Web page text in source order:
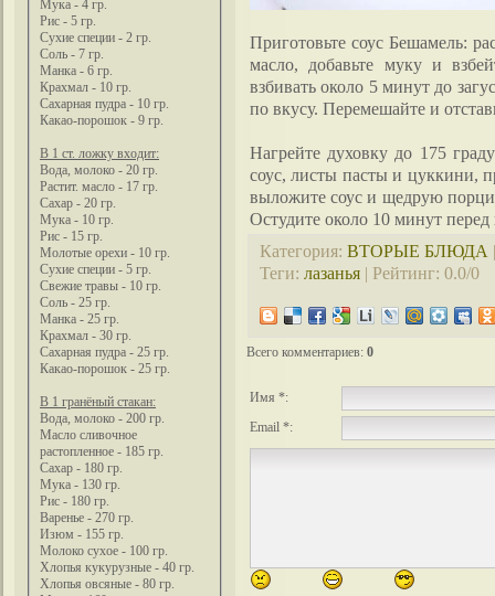
Мука - 4 гр.
Рис - 5 гр.
Сухие специи - 2 гр.
Соль - 7 гр.
Манка - 6 гр.
Крахмал - 10 гр.
Сахарная пудра - 10 гр.
Какао-порошок - 9 гр.
В 1 ст. ложку входит:
Вода, молоко - 20 гр.
Растит. масло - 17 гр.
Сахар - 20 гр.
Мука - 10 гр.
Рис - 15 гр.
Молотые орехи - 10 гр.
Сухие специи - 5 гр.
Свежие травы - 10 гр.
Соль - 25 гр.
Манка - 25 гр.
Крахмал - 30 гр.
Сахарная пудра - 25 гр.
Какао-порошок - 25 гр.
В 1 гранёный стакан:
Вода, молоко - 200 гр.
Масло сливочное
растопленное - 185 гр.
Сахар - 180 гр.
Мука - 130 гр.
Рис - 180 гр.
Варенье - 270 гр.
Изюм - 155 гр.
Молоко сухое - 100 гр.
Хлопья кукурузные - 40 гр.
Хлопья овсяные - 80 гр.
Приготовьте соус Бешамель:
масло, добавьте муку и
взбивать около 5 минут до
по вкусу. Перемешайте и
Нагрейте духовку до 175
соус, листы пасты и цуккини,
выложите соус и щедрую
Остудите около 10 минут перед
Категория: ВТОРЫЕ БЛЮДА
Теги: лазанья | Рейтинг: 0.0/0
Всего комментариев: 0
Имя *:
Email *: